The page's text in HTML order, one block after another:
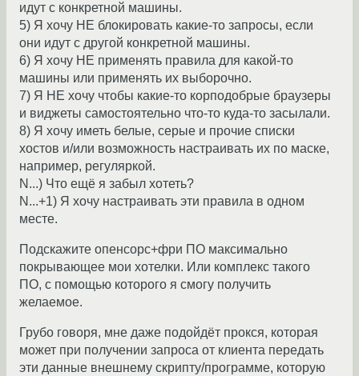
идут с конкретной машины.
5) Я хочу НЕ блокировать какие-то запросы, если
они идут с другой конкретной машины.
6) Я хочу НЕ применять правила для какой-то
машины или применять их выборочно.
7) Я НЕ хочу чтобы какие-то корподобрые браузеры
и виджеты самостоятельно что-то куда-то засылали.
8) Я хочу иметь белые, серые и прочие списки
хостов и/или возможность настраивать их по маске,
например, регуляркой.
N...) Что ещё я забыл хотеть?
N...+1) Я хочу настраивать эти правила в одном
месте.
Подскажите опенсорс+фри ПО максимально
покрывающее мои хотелки. Или комплекс такого
ПО, с помощью которого я смогу получить
желаемое.
Грубо говоря, мне даже подойдёт прокся, которая
может при получении запроса от клиента передать
эти данные внешнему скрипту/программе, которую